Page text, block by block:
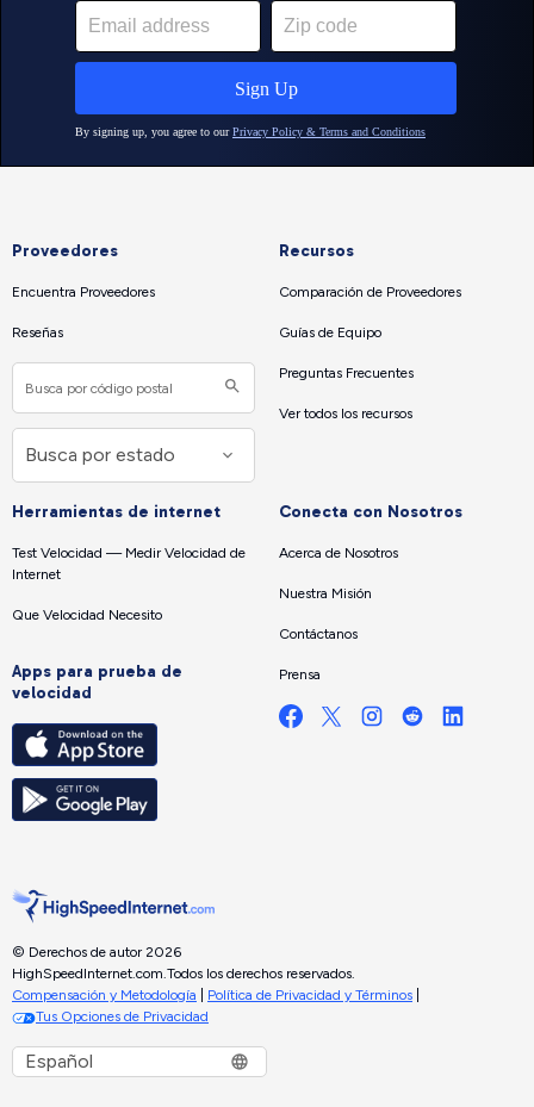
Proveedores
Encuentra Proveedores
Reseñas
Recursos
Comparación de Proveedores
Guías de Equipo
Preguntas Frecuentes
Ver todos los recursos
Herramientas de internet
Test Velocidad — Medir Velocidad de
Internet
Que Velocidad Necesito
Apps para prueba de
velocidad
Conecta con Nosotros
Acerca de Nosotros
Nuestra Misión
Contáctanos
Prensa
© Derechos de autor 2026
HighSpeedInternet.com. Todos los derechos reservados.
Compensación y Metodología
Política de Privacidad y Términos
Tus Opciones de Privacidad